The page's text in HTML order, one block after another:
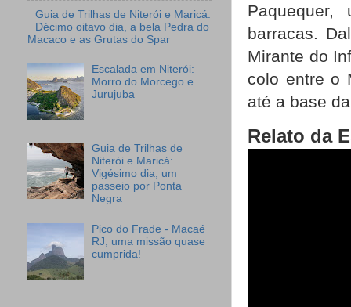
Paquequer,
barracas.
Mirante do
colo entre o
até a base
Relato da
Guia de Trilhas de Niterói e Maricá:
Décimo oitavo dia, a bela Pedra do
Macaco e as Grutas do Spar
Escalada em Niterói:
Morro do Morcego e
Jurujuba
Guia de Trilhas de
Niterói e Maricá:
Vigésimo dia, um
passeio por Ponta
Negra
Pico do Frade - Macaé
RJ, uma missão quase
cumprida!